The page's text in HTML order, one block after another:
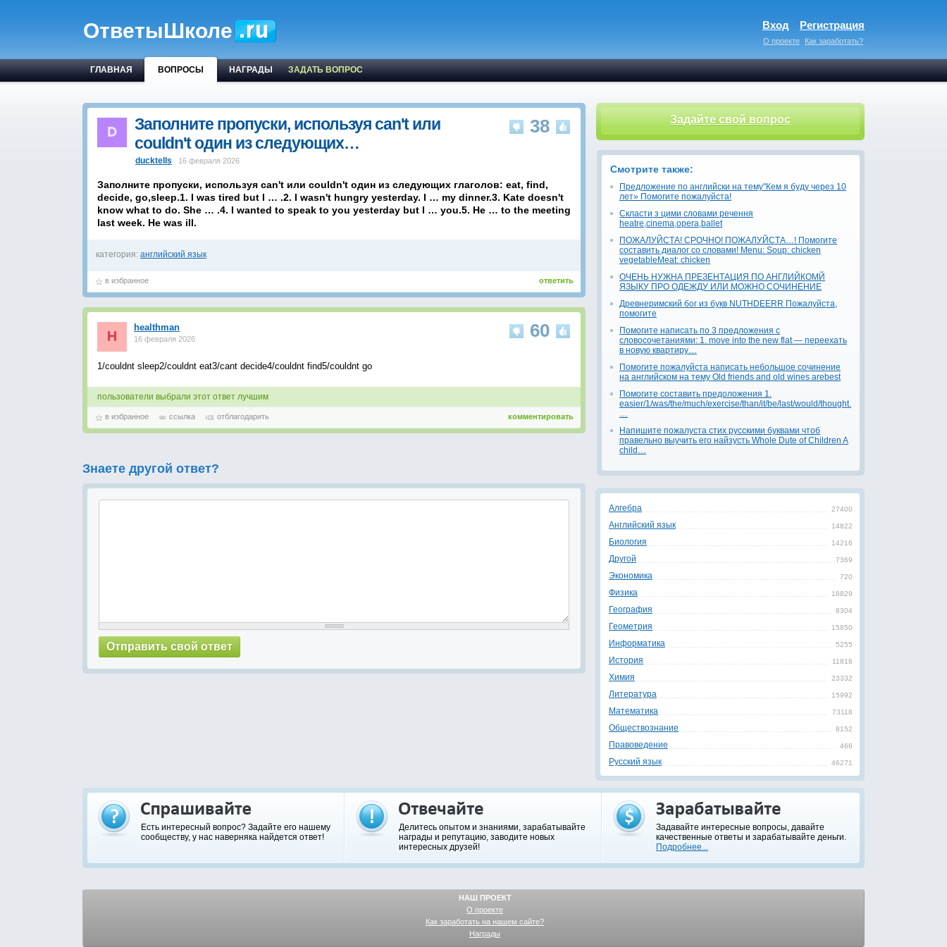
ОтветыШколе Вход Регистрация
О проекте Как заработать?
ГЛАВНАЯ ВОПРОСЫ НАГРАДЫ ЗАДАТЬ ВОПРОС
38
Заполните пропуски, используя can't или
couldn't один из следующих…
ducktells 16 февраля 2026
Заполните пропуски, используя can't или couldn't один из следующих глаголов: eat, find,
decide, go,sleep.1. I was tired but I … .2. I wasn't hungry yesterday. I … my dinner.3. Kate doesn't
know what to do. She … .4. I wanted to speak to you yesterday but I … you.5. He … to the meeting
last week. He was ill.
категория: английский язык
ответить
в избранное
60
healthman
16 февраля 2026
1/couldnt sleep2/couldnt eat3/cant decide4/couldnt find5/couldnt go
пользователи выбрали этот ответ лучшим
комментировать
в избранное ссылка отблагодарить
Знаете другой ответ?
Задайте свой вопрос
Смотрите также:
Предложение по английски на тему"Кем я буду через 10
лет» Помогите пожалуйста!
Скласти з цими словами речення
heatre,cinema,opera,ballet
ПОЖАЛУЙСТА! СРОЧНО! ПОЖАЛУЙСТА…! Помогите
составить диалог со словами! Menu: Soup: chicken
vegetableMeat: chicken
ОЧЕНЬ НУЖНА ПРЕЗЕНТАЦИЯ ПО АНГЛИЙКОМЙ
ЯЗЫКУ ПРО ОДЕЖДУ ИЛИ МОЖНО СОЧИНЕНИЕ
Древнеримский бог из букв NUTHDEERR Пожалуйста,
помогите
Помогите написать по 3 предложения с
словосочетаниями: 1. move into the new flat — переехать
в новую квартиру…
Помогите пожалуйста написать небольшое сочинение
на английском на тему Old friends and old wines arebest
Помогите составить предоложения 1.
easier/1/was/the/much/exercise/than/it/be/last/would/thought.
…
Напишите пожалуста стих русскими буквами чтоб
правельно выучить его найзусть Whole Dute of Children A
child…
27400
Алгебра
14822
Английский язык
14216
Биология
7369
Другой
720
Экономика
18829
Физика
8304
География
15850
Геометрия
5255
Информатика
11818
История
23332
Химия
15992
Литература
73118
Математика
8152
Обществознание
466
Правоведение
46271
Русский язык
Есть интересный вопрос? Задайте его нашему
сообществу, у нас наверняка найдется ответ!
Делитесь опытом и знаниями, зарабатывайте
награды и репутацию, заводите новых
интересных друзей!
Задавайте интересные вопросы, давайте
качественные ответы и зарабатывайте деньги.
Подробнее...
НАШ ПРОЕКТ
О проекте
Как заработать на нашем сайте?
Награды